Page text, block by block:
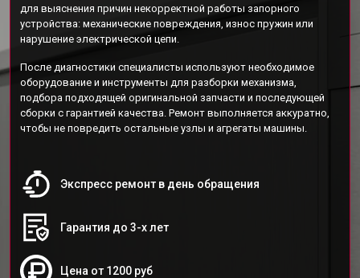
для выяснения причин некорректной работы запорного
устройства: механические повреждения, износ пружин или
нарушение электрической цепи.
После диагностики специалисты используют необходимое
оборудование и инструменты для разборки механизма,
подбора подходящей оригинальной запчасти и последующей
сборки с гарантией качества. Ремонт выполняется аккуратно,
чтобы не повредить остальные узлы и агрегаты машины.
Экспресс ремонт в день обращения
Гарантия до 3-х лет
Цена от 1200 руб